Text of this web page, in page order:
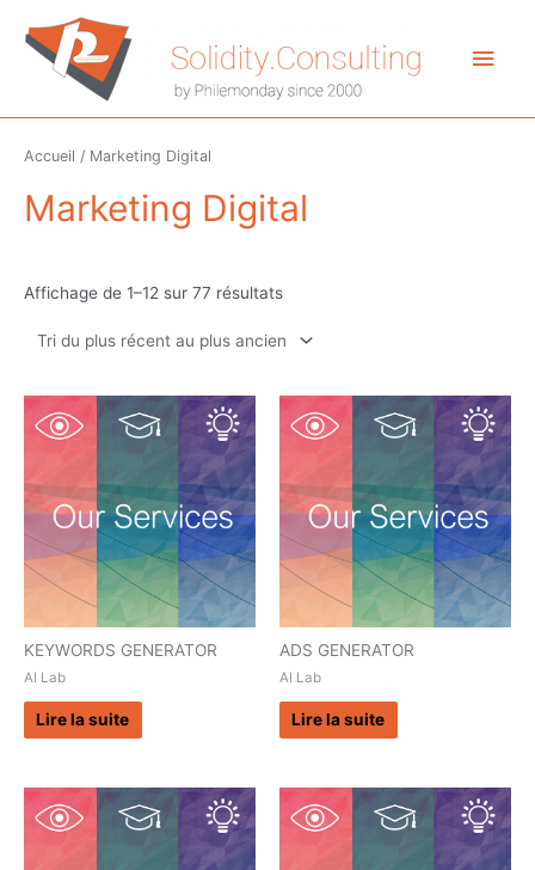
contenu
Accueil / Marketing Digital
Marketing Digital
Affichage de 1–12 sur 77 résultatsTrié
récent
KEYWORDS GENERATOR
AI Lab
Lire la suite
ADS GENERATOR
AI Lab
Lire la suite